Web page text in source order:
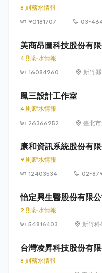
8 則薪水情報
90181707
03-
美商昂圖科技股份有限
4 則薪水情報
16084960
新竹
鳳三設計工作室
4 則薪水情報
26366952
臺北
康和資訊系統股份有限
9 則薪水情報
12403534
02-
怡定興生醫股份有限公
9 則薪水情報
54816403
新竹
台灣凌昇科技股份有限
8 則薪水情報